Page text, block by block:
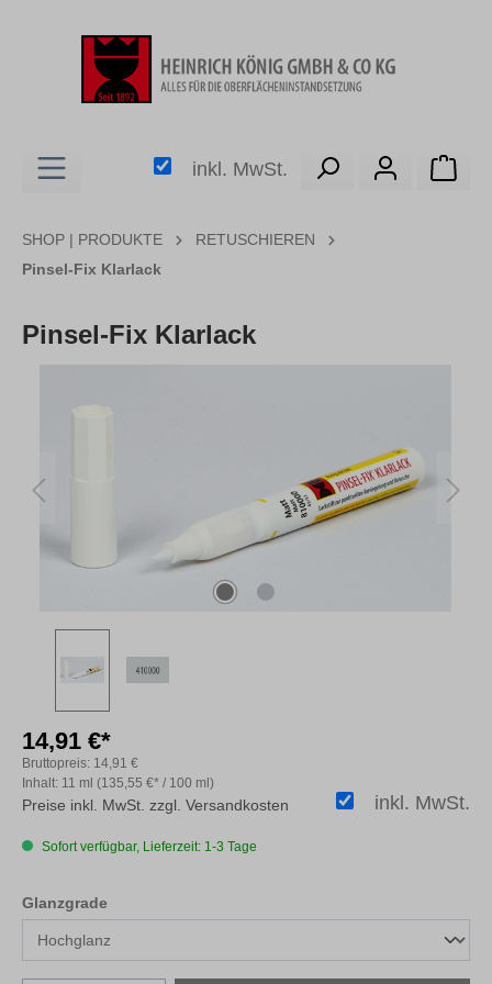
inkl. MwSt.
SHOP | PRODUKTE
RETUSCHIEREN
Pinsel-Fix Klarlack
Pinsel-Fix Klarlack
14,91 €*
Inhalt: 11 ml (135,55 €* / 100 ml)
Bruttopreis: 14,91 €
inkl. MwSt.
Preise inkl. MwSt. zzgl. Versandkosten
Sofort verfügbar, Lieferzeit: 1-3 Tage
Glanzgradeauswählen